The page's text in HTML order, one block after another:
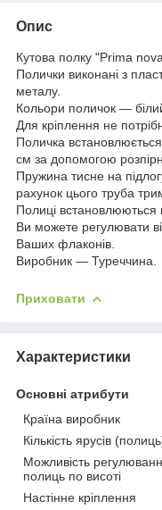
Опис
Кутова полку "Prima
Полички виконані з
металу.
Кольори поличок ―
Для кріплення не
Поличка
см за допомогою
Пружина тисне на
рахунок цього труба
Полиці встановлюються
Ви можете регулювати
Ваших флаконів.
Виробник ― Туреччина.
Приховати
Характеристики
Основні атрибути
Країна виробник
Кількість ярусів
Можливість
полиць по висоті
Настінне кріплення